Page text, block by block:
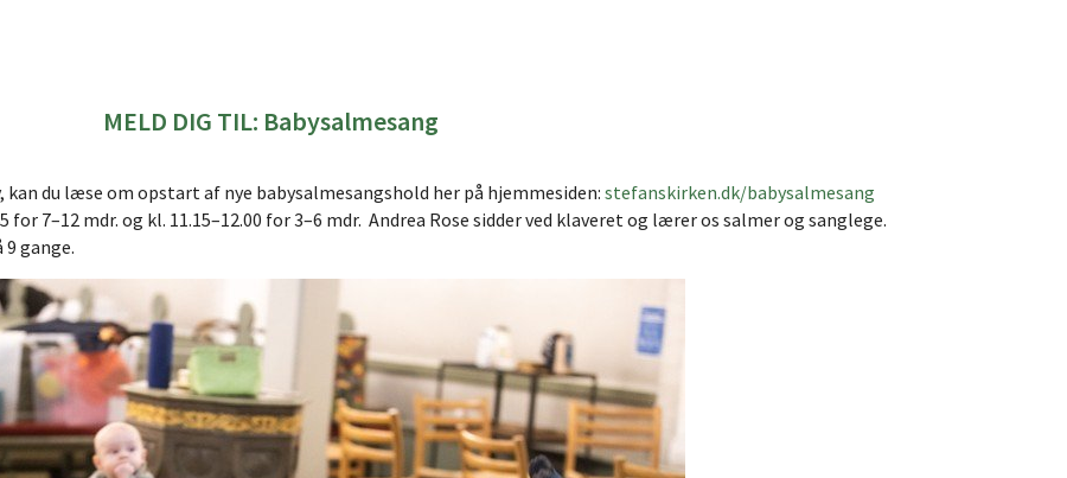
MELD DIG TIL: Babysalmesang
kan du læse om opstart af nye babysalmesangshold her på hjemmesiden: stefanskirken.dk/babysalmesang
7–12 mdr. og kl. 11.15–12.00 for 3–6 mdr. Andrea Rose sidder ved klaveret og lærer os salmer og sanglege.
gange.